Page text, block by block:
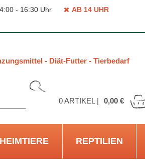
- 16:30 Uhr
AB 14 UHR
- Diät-Futter - Tierbedarf
0ARTIKEL | 0,00 €
REPTILIEN